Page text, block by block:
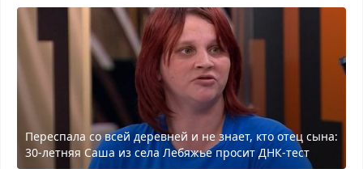
Переспала со всей деревней и не знает, кто отец сына:
30-летняя Саша из села Лебяжье просит ДНК-тест